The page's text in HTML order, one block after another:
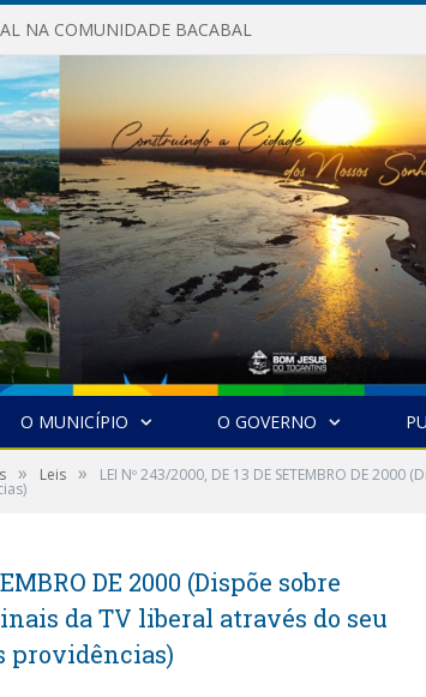
NA COMUNIDADE BACABAL
O MUNICÍPIO O GOVERNO
» Leis » LEI Nº 243/2000, DE 13 DE SETEMBRO DE
DE 2000 (Dispõe sobre
da TV liberal através do seu
providências)